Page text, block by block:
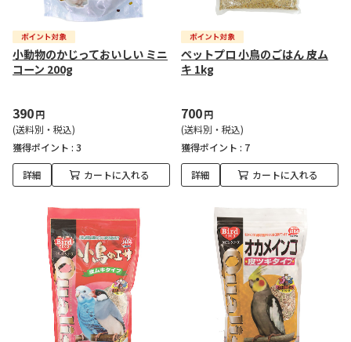
小動物のかじっておいしい ミニ
コーン 200g
390円
(送料別・税込)
獲得ポイント : 3
詳細 カートに入れる
ペットプロ 小鳥のごはん 皮ム
キ 1kg
700円
(送料別・税込)
獲得ポイント : 7
詳細 カートに入れる